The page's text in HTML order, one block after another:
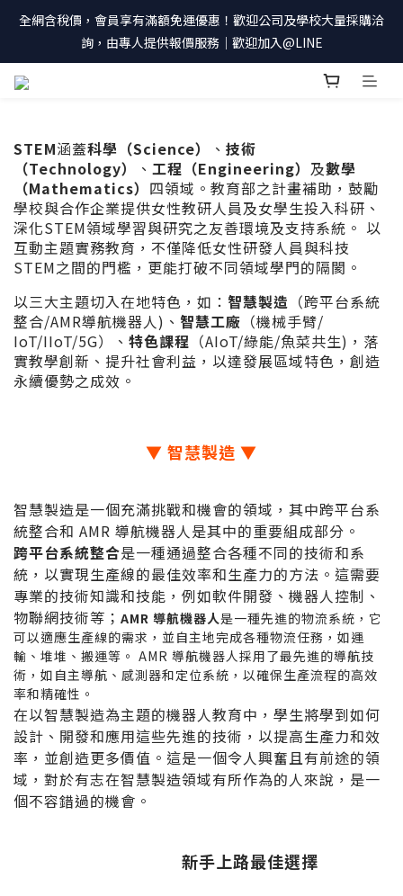
全網含稅價，會員享有滿額免運優惠！歡迎公司及學校大量採購洽
詢，由專人提供報價服務｜歡迎加入@LINE
STEM涵蓋科學（Science） 、 技術
（Technology）
、 工程（Engineering） 及數學
（Mathematics） 四領域。教育部之計畫補助，鼓勵
學校與合作企業提供女性教研人員及女學生投入科研、
深化STEM領域學習與研究之友善環境及支持系統。 以
互動主題實務教育，不僅降低女性研發人員與科技
STEM之間的門檻，更能打破不同領域學門的隔閡。
以三大主題切入在地特色，如： 智慧製造 （跨平台系統
整合/AMR導航機器人)、 智慧工廠 （機械手臂/​
IoT/IIoT/5G）、 特色課程 （AIoT/綠能/魚菜共生)，落
實教學創新、提升社會利益，以達發展區域特色，創造
永續優勢之成效。
▼ 智慧製造 ▼
智慧製造是一個充滿挑戰和機會的領域，其中跨平台系
統整合和 AMR 導航機器人是其中的重要組成部分。
跨平台系統整合是一種通過整合各種不同的技術和系
統，以實現生產線的最佳效率和生產力的方法。這需要
專業的技術知識和技能，例如軟件開發、機器人控制、
物聯網技術等； AMR 導航機器人是一種先進的物流系統，它
可以適應生產線的需求，並自主地完成各種物流任務，如運
輸、堆堆、搬運等。 AMR 導航機器人採用了最先進的導航技
術，如自主導航、感測器和定位系統，以確保生產流程的高效
率和精確性。
在以智慧製造為主題的機器人教育中，學生將學到如何
設計、開發和應用這些先進的技術，以提高生產力和效
率，並創造更多價值。這是一個令人興奮且有前途的領
域，對於有志在智慧製造領域有所作為的人來說，是一
個不容錯過的機會。
新手上路最佳選擇